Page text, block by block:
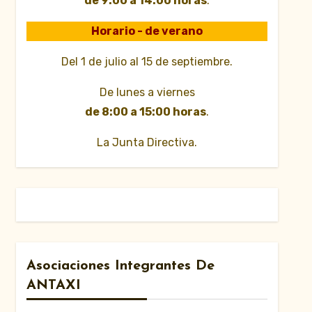
Horario - de verano
Del 1 de julio al 15 de septiembre.
De lunes a viernes
de 8:00 a 15:00 horas.
La Junta Directiva.
Asociaciones Integrantes De
ANTAXI